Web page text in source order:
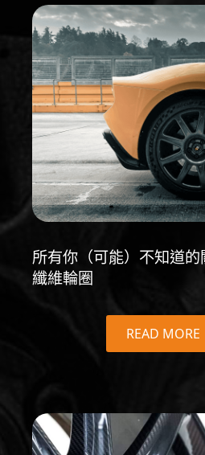
所有你（可能）不知道
纖維輪圈
READ MORE